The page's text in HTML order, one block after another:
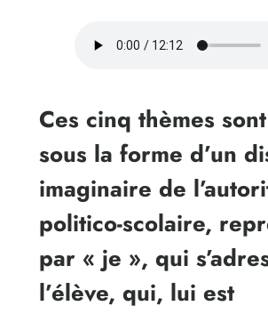
Ces cinq thèmes
sous la forme d’un
imaginaire de
politico-scolaire,
par « je », qui
l’élève, qui, lui est